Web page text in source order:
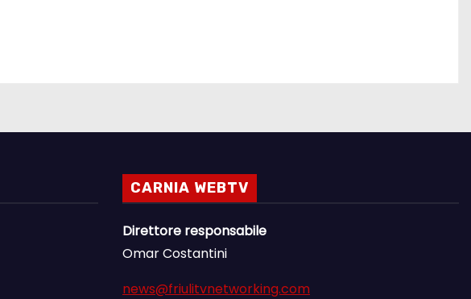
CARNIA WEBTV
Direttore responsabile
Omar Costantini
news@friulitvnetworking.com